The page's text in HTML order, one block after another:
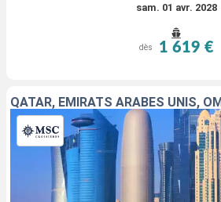
sam. 01 avr. 2028
dès 1 619 €